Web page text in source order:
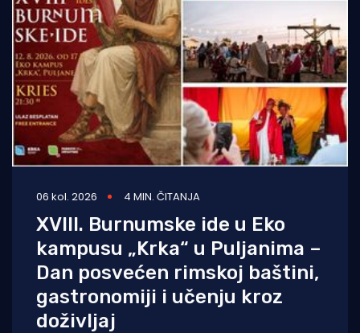
06 kol. 2026 4 MIN. ČITANJA
XVIII. Burnumske ide u Eko
kampusu „Krka“ u Puljanima –
Dan posvećen rimskoj baštini,
gastronomiji i učenju kroz
doživljaj